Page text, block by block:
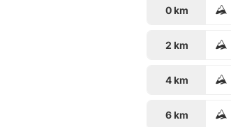
0 km
2 km
4 km
6 km